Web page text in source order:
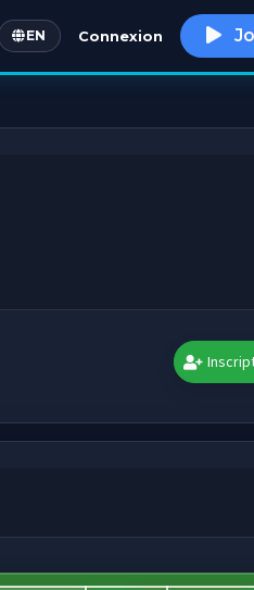
EN
English Connexion